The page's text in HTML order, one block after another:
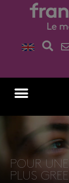
POUR
PLUS